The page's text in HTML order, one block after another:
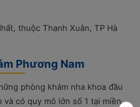
thuộc Thanh Xuân, TP Hà
Phương Nam
phòng khám nha khoa đầu
có quy mô lớn số 1 tại miền